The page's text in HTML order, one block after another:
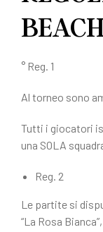
° Reg. 1
Al torneo sono
Tutti i giocatori
una SOLA
Reg. 2
Le partite si
“La Rosa